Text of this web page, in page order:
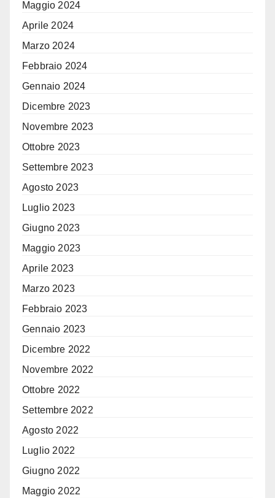
Maggio 2024
Aprile 2024
Marzo 2024
Febbraio 2024
Gennaio 2024
Dicembre 2023
Novembre 2023
Ottobre 2023
Settembre 2023
Agosto 2023
Luglio 2023
Giugno 2023
Maggio 2023
Aprile 2023
Marzo 2023
Febbraio 2023
Gennaio 2023
Dicembre 2022
Novembre 2022
Ottobre 2022
Settembre 2022
Agosto 2022
Luglio 2022
Giugno 2022
Maggio 2022